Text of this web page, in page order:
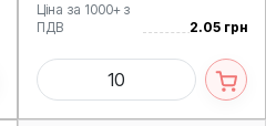
Ціна за 1000+ з
ПДВ
2.05 грн